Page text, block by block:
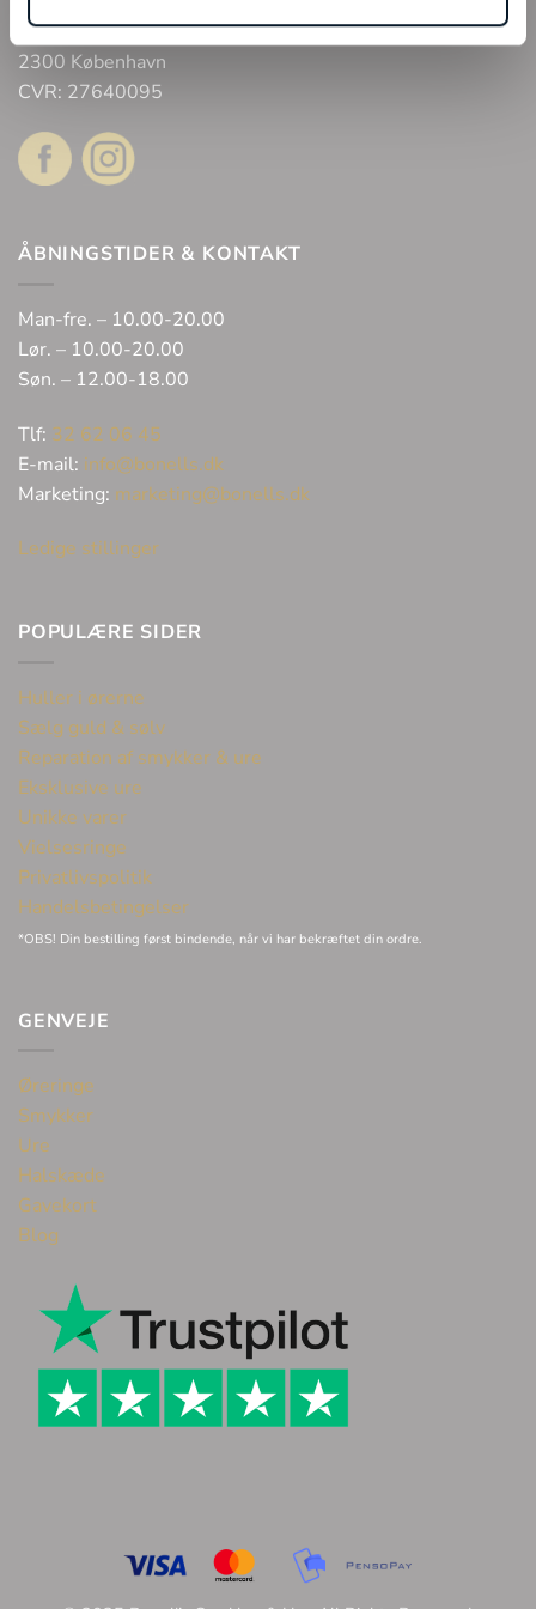
Arne Jacobsens Allé 12, butik 105 C/O Field’s
2300 København
CVR: 27640095
ÅBNINGSTIDER & KONTAKT
Man-fre. – 10.00-20.00
Lør. – 10.00-20.00
Søn. – 12.00-18.00
Tlf: 32 62 06 45
E-mail: info@bonells.dk
Marketing: marketing@bonells.dk
Ledige stillinger
POPULÆRE SIDER
Huller i ørerne
Sælg guld & sølv
Reparation af smykker & ure
Eksklusive ure
Unikke varer
Vielsesringe
Privatlivspolitik
Handelsbetingelser
*OBS! Din bestilling først bindende, når vi har bekræftet din ordre.
GENVEJE
Øreringe
Smykker
Ure
Halskæde
Gavekort
Blog